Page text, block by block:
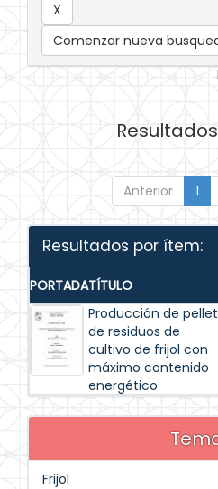
Comenzar nueva
Resultados
Anterior 1
Resultados por ítem:
PORTADATÍTULO
Producción de
de residuos de
cultivo de frijol con
máximo contenido
energético
Frijol